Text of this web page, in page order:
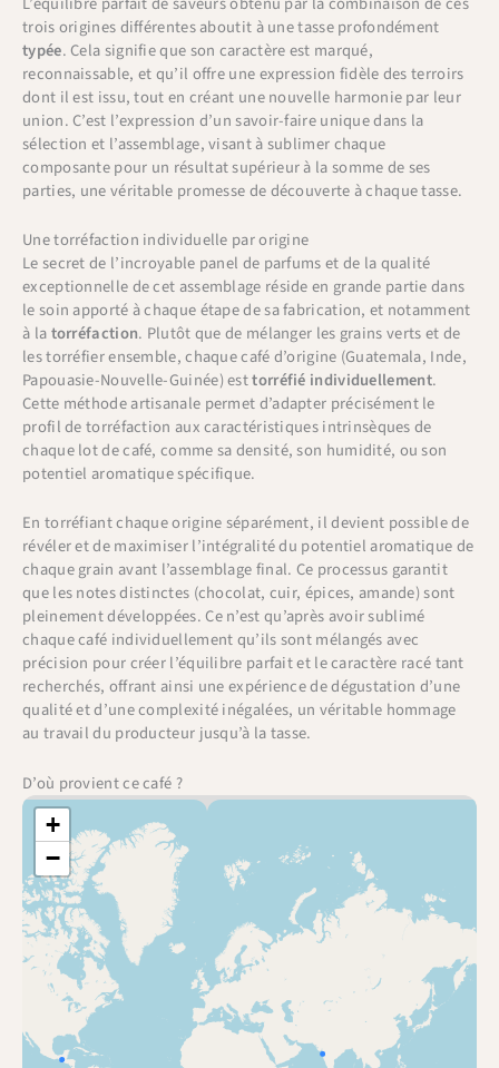
trois origines différentes aboutit à une tasse profondément
typée. Cela signifie que son caractère est marqué,
reconnaissable, et qu’il offre une expression fidèle des terroirs
dont il est issu, tout en créant une nouvelle harmonie par leur
union. C’est l’expression d’un savoir-faire unique dans la
sélection et l’assemblage, visant à sublimer chaque
composante pour un résultat supérieur à la somme de ses
parties, une véritable promesse de découverte à chaque tasse.
Une torréfaction individuelle par origine
Le secret de l’incroyable panel de parfums et de la qualité
exceptionnelle de cet assemblage réside en grande partie dans
le soin apporté à chaque étape de sa fabrication, et notamment
à latorréfaction. Plutôt que de mélanger les grains verts et de
les torréfier ensemble, chaque café d’origine (Guatemala, Inde,
Papouasie-Nouvelle-Guinée) esttorréfié individuellement.
Cette méthode artisanale permet d’adapter précisément le
profil de torréfaction aux caractéristiques intrinsèques de
chaque lot de café, comme sa densité, son humidité, ou son
potentiel aromatique spécifique.
En torréfiant chaque origine séparément, il devient possible de
révéler et de maximiser l’intégralité du potentiel aromatique de
chaque grain avant l’assemblage final. Ce processus garantit
que les notes distinctes (chocolat, cuir, épices, amande) sont
pleinement développées. Ce n’est qu’après avoir sublimé
chaque café individuellement qu’ils sont mélangés avec
précision pour créer l’équilibre parfait et le caractère racé tant
recherchés, offrant ainsi une expérience de dégustation d’une
qualité et d’une complexité inégalées, un véritable hommage
au travail du producteur jusqu’à la tasse.
D’où provient ce café ?
+
−